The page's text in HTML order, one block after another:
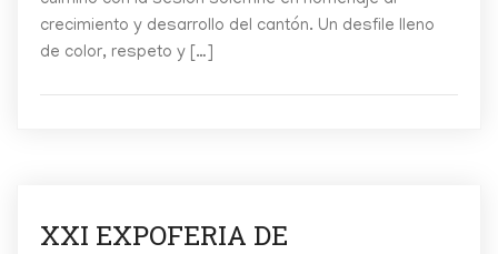
crecimiento y desarrollo del cantón. Un desfile lleno
de color, respeto y […]
XXI EXPOFERIA DE